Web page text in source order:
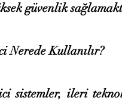
güvenlik
Nerede Kullanılır?
sistemler, ileri